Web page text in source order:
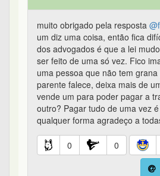
muito obrigado pela resposta
um diz uma coisa, então fica
dos advogados é que a lei
ser feito de uma só vez. Fico
uma pessoa que não tem
parente falece, deixa mais de
vende um para poder pagar a
outro? Pagar tudo de uma vez
qualquer forma agradeço a
0 0